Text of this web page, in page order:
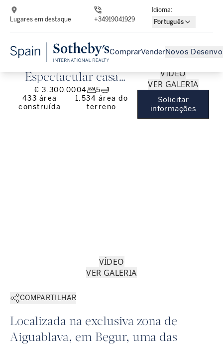
Lugares em destaque +34919041929
Idioma:
Português
ComprarVenderNovos
Espectacular casa
moderna com vistas ao
mar em Aiguablava,
€ 3.300.0004
5
433 área
construída
1.534 área do
terreno
VÍDEO
VER GALERIA
Solicitar
informações
VÍDEO
VER GALERIA
COMPARTILHAR
Localizada na exclusiva zona de
Aiguablava, em Begur, uma das